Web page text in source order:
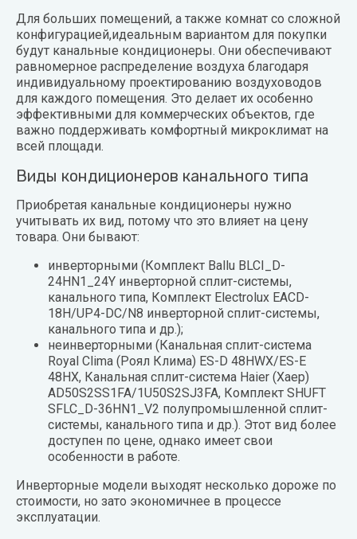
Для больших помещений, а также комнат со сложной
конфигурацией,идеальным вариантом для покупки
будут канальные кондиционеры. Они обеспечивают
равномерное распределение воздуха благодаря
индивидуальному проектированию воздуховодов
для каждого помещения. Это делает их особенно
эффективными для коммерческих объектов, где
важно поддерживать комфортный микроклимат на
всей площади.
Виды кондиционеров канального типа
Приобретая канальные кондиционеры нужно
учитывать их вид, потому что это влияет на цену
товара. Они бывают:
инверторными (Комплект Ballu BLCI_D-
24HN1_24Y инверторной сплит-системы,
канального типа, Комплект Electrolux EACD-
18H/UP4-DC/N8 инверторной сплит-системы,
канального типа и др.);
неинверторными (Канальная сплит-система
Royal Clima (Роял Клима) ES-D 48HWX/ES-E
48HX, Канальная сплит-система Haier (Хаер)
AD50S2SS1FA/1U50S2SJ3FA, Комплект SHUFT
SFLC_D-36HN1_V2 полупромышленной сплит-
системы, канального типа и др.). Этот вид более
доступен по цене, однако имеет свои
особенности в работе.
Инверторные модели выходят несколько дороже по
стоимости, но зато экономичнее в процессе
эксплуатации.